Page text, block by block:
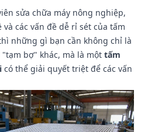
sửa chữa máy nông nghiệp,
các vấn đề dễ rỉ sét của tấm
những gì bạn cần không chỉ là
bợ" khác, mà là một tấm
có thể giải quyết triệt để các vấn